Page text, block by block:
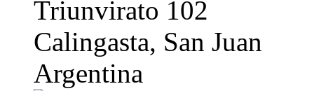
Triunvirato 102
Calingasta, San Juan
Argentina